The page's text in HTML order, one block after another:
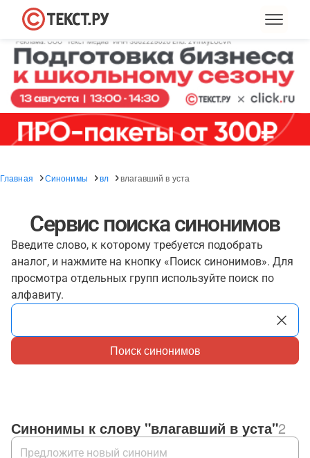
Главная Синонимы вл влагавший в уста
Сервис поиска синонимов
Введите слово, к которому требуется подобрать
аналог, и нажмите на кнопку «Поиск синонимов». Для
просмотра отдельных групп используйте поиск по
алфавиту.
Поиск синонимов
Синонимы к слову "влагавший в уста"2